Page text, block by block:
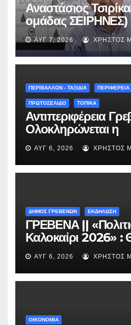
Αναστάσιος
ομάδας ΣΕΙΡΗΝΕΣ)
fm 93.3: «Το
πραγματικότητα –
περιμένουμε
(audio)
ΑΥΓ 7, 2026 ΧΡΉΣΤΟΣ
ΠΕΡΙΒΑΛΛΟΝ - ΤΑΞΙΔΙΑ
ΠΡΩΤΟΣΕΛΙΔΟ ΤΟΠΙΚΑ
Αντιπεριφέρεια
Ολοκληρώνεται η
ασφαλτόστρωση
Περιβόλι – Αβδέλλα
ΑΥΓ 6, 2026 ΧΡΉΣΤΟΣ
ΔΗΜΟΣ ΓΡΕΒΕΝΩΝ ΕΚΔΗΛΩΣΗ
ΓΡΕΒΕΝΑ ||
Καλοκαίρι 2026» :
με την βραβευμένη
«Μικρές Ανάσες».
ΑΥΓ 6, 2026 ΧΡΉΣΤΟΣ
ΟΙΚΟΝΟΜΙΑ